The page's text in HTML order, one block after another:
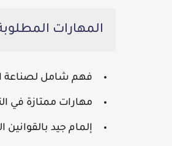
المهارات
فهم شامل لصناعة
مهارات ممتازة في
إلمام جيد بالقوانين